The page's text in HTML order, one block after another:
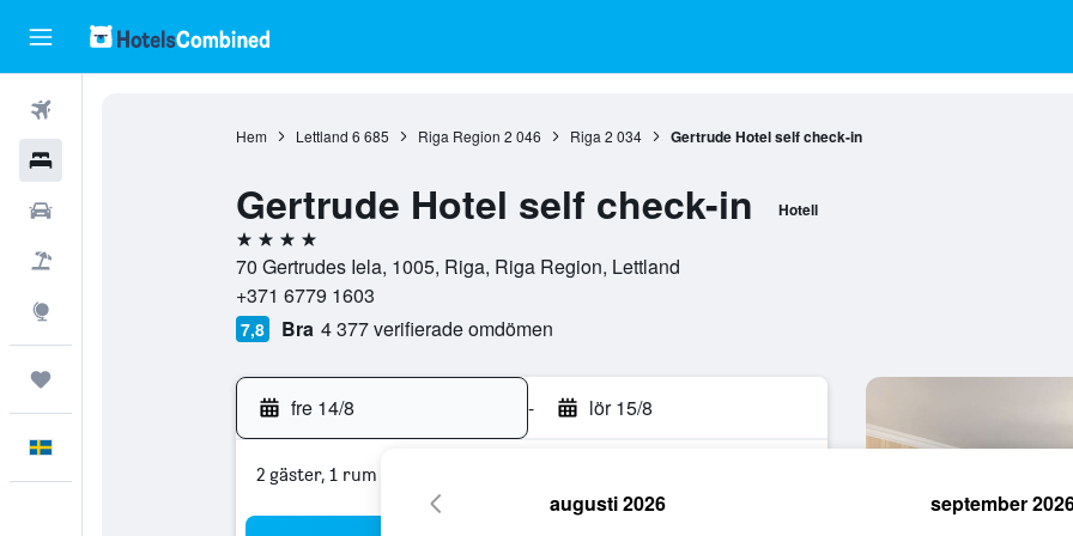
Hem Lettland 6 685 Riga Region 2 046 Riga 2 034 Gertrude Hotel self check-in
Gertrude Hotel self check-in Hotell
4 stjärnor
70 Gertrudes Iela, 1005, Riga, Riga Region, Lettland
+371 6779 1603
7,8 Bra 4 377 verifierade omdömen
fre 14/8 - lör 15/8
2 gäster, 1 rum
augusti 2026 september